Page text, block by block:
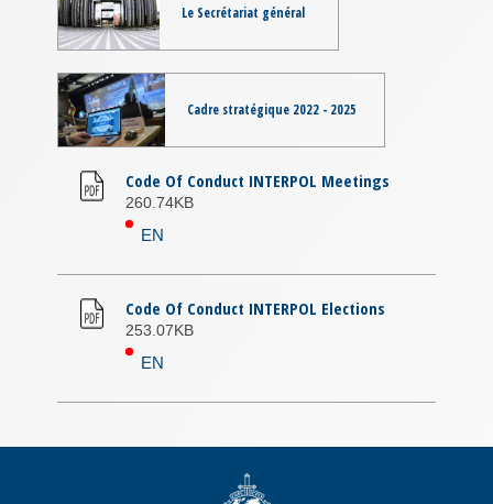
Le Secrétariat général
Cadre stratégique 2022 - 2025
Code Of Conduct INTERPOL Meetings
260.74KB
EN
Code Of Conduct INTERPOL Elections
253.07KB
EN